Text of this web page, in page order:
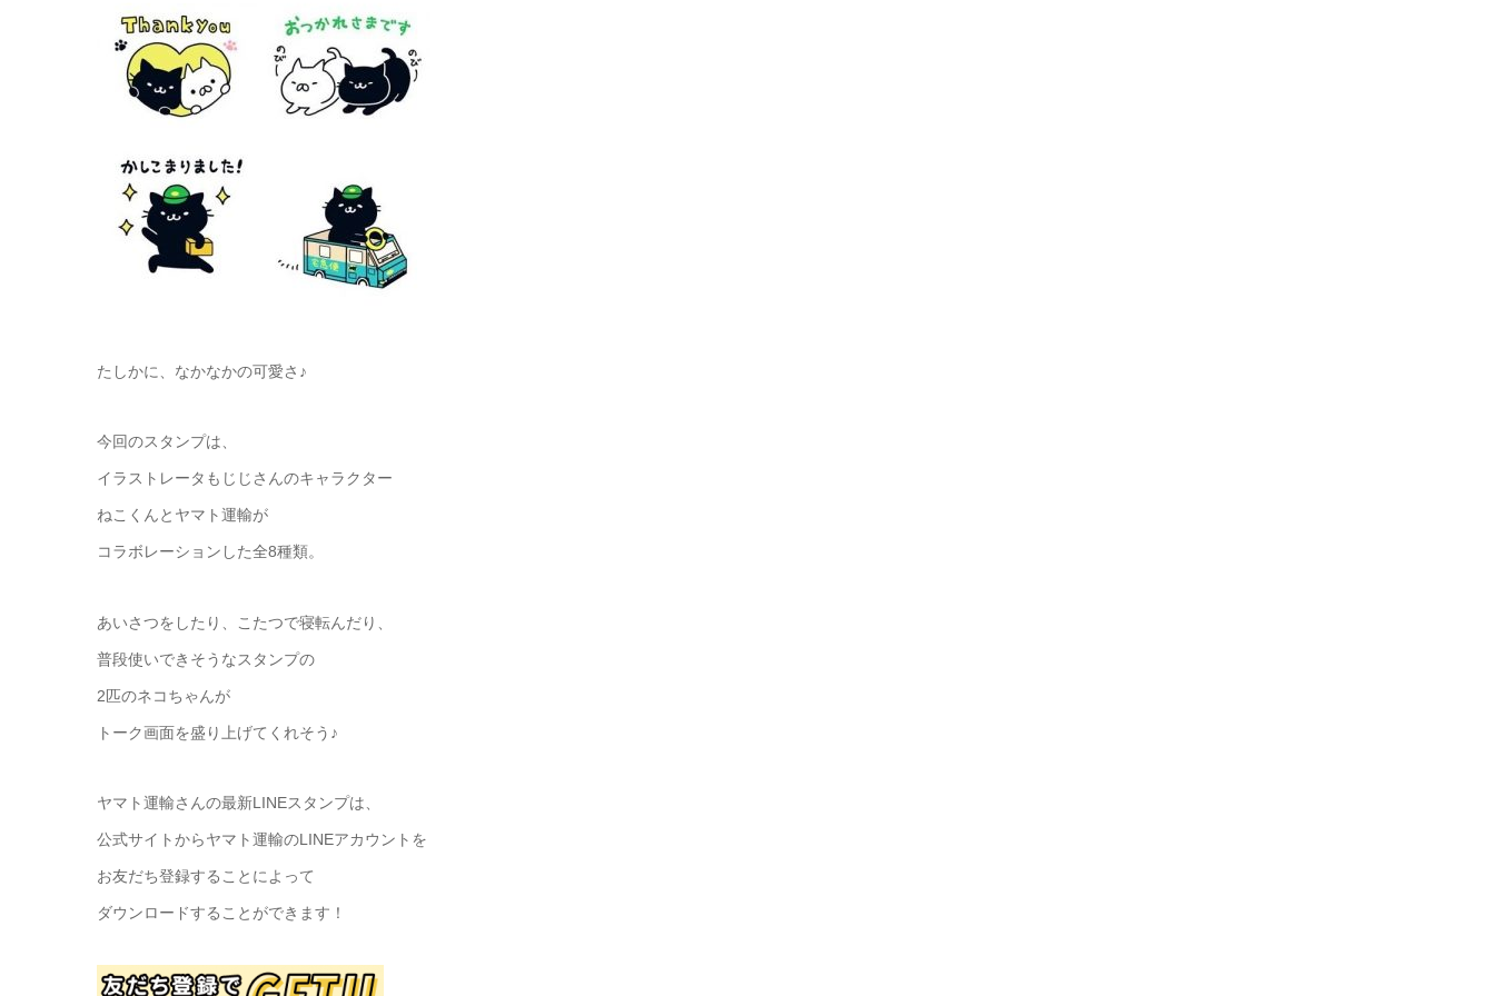
たしかに、なかなかの可愛さ♪
今回のスタンプは、
イラストレータもじじさんのキャラクター
ねこくんとヤマト運輸が
コラボレーションした全8種類。
あいさつをしたり、こたつで寝転んだり、
普段使いできそうなスタンプの
2匹のネコちゃんが
トーク画面を盛り上げてくれそう♪
ヤマト運輸さんの最新LINEスタンプは、
公式サイトからヤマト運輸のLINEアカウントを
お友だち登録することによって
ダウンロードすることができます！